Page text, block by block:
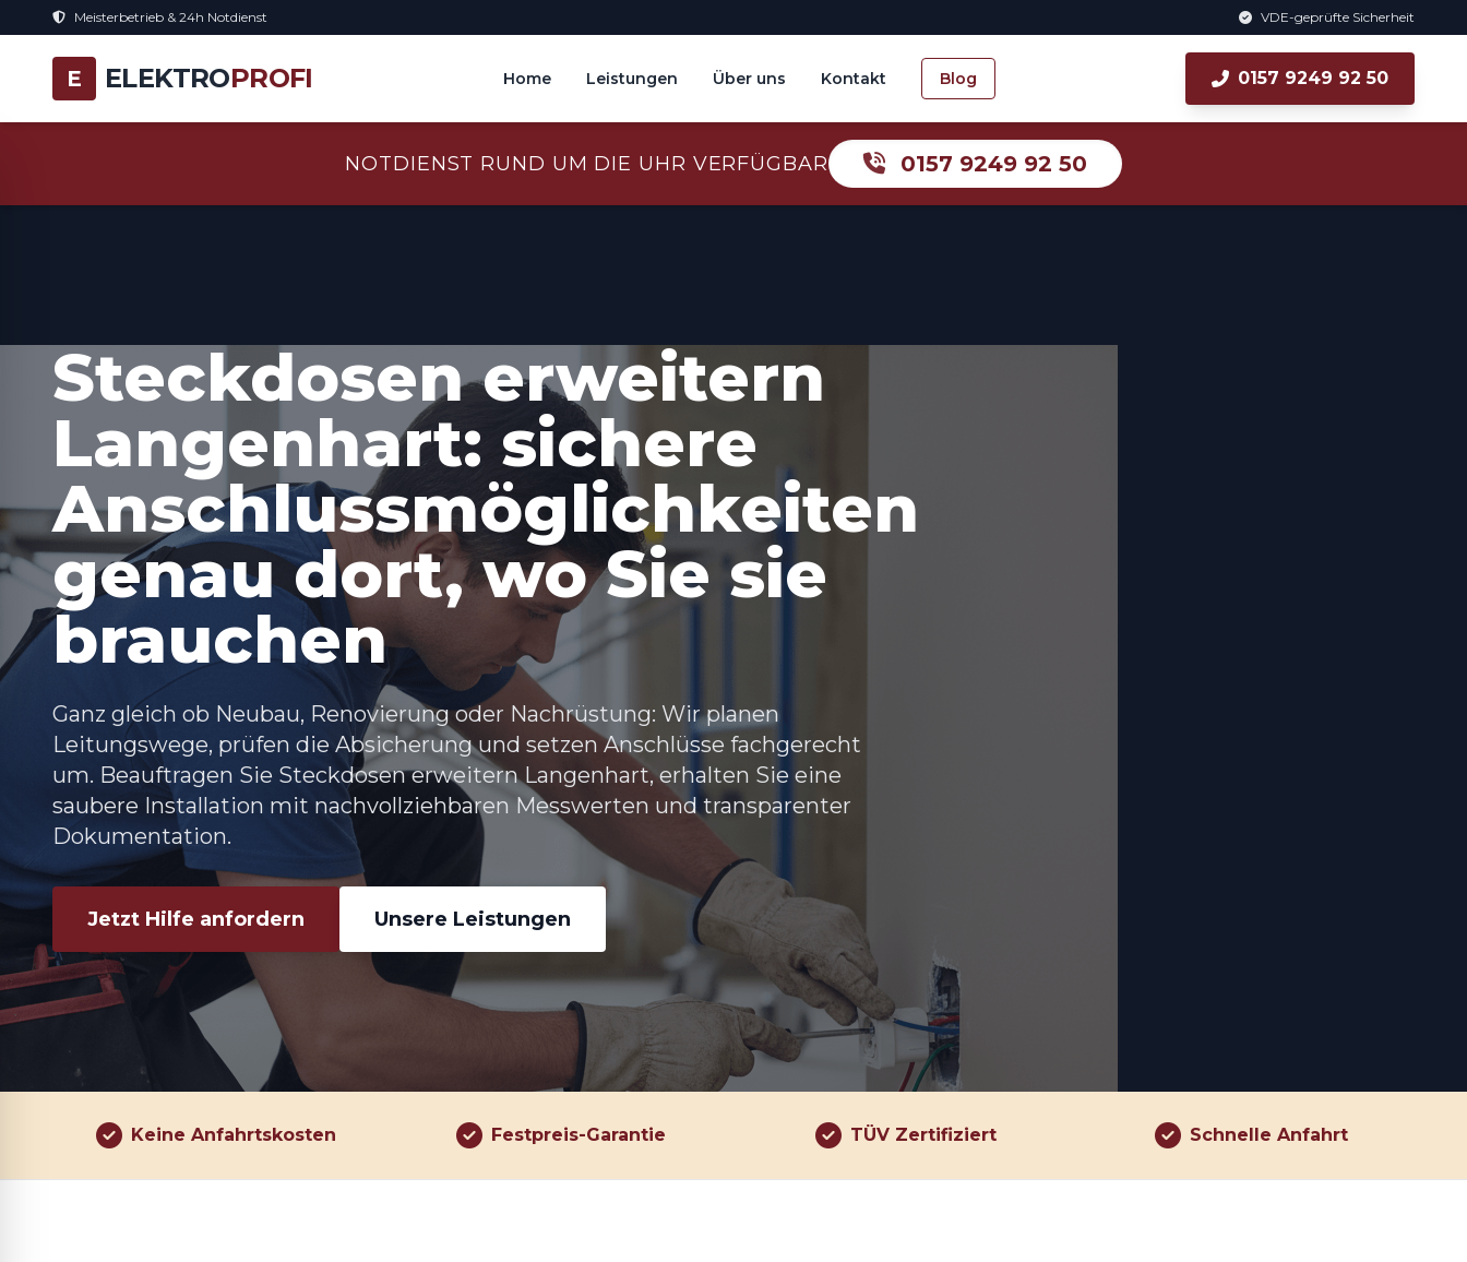
Meisterbetrieb & 24h Notdienst VDE-geprüfte Sicherheit
E ELEKTROPROFI Home Leistungen Über uns Kontakt Blog 0157 9249 92 50
NOTDIENST RUND UM DIE UHR VERFÜGBAR 0157 9249 92 50
Steckdosen erweitern
Langenhart: sichere
Anschlussmöglichkeiten
genau dort, wo Sie sie
brauchen
Ganz gleich ob Neubau, Renovierung oder Nachrüstung: Wir planen
Leitungswege, prüfen die Absicherung und setzen Anschlüsse fachgerecht
um. Beauftragen Sie Steckdosen erweitern Langenhart, erhalten Sie eine
saubere Installation mit nachvollziehbaren Messwerten und transparenter
Dokumentation.
Jetzt Hilfe anfordern Unsere Leistungen
Keine Anfahrtskosten Festpreis-Garantie TÜV Zertifiziert Schnelle Anfahrt